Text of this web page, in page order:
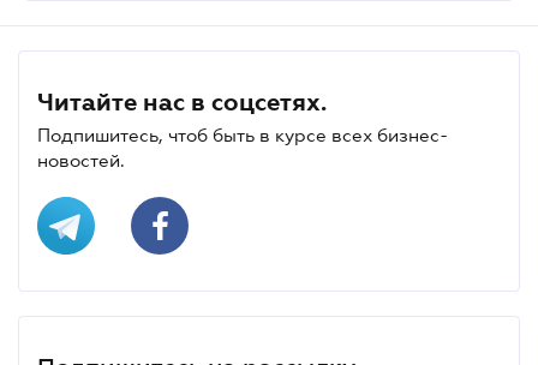
Читайте нас в соцсетях.
Подпишитесь, чтоб быть в курсе всех бизнес-
новостей.